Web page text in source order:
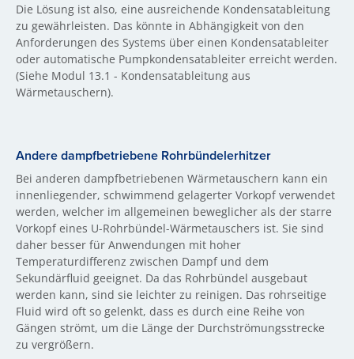
Die Lösung ist also, eine ausreichende Kondensatableitung
zu gewährleisten. Das könnte in Abhängigkeit von den
Anforderungen des Systems über einen Kondensatableiter
oder automatische Pumpkondensatableiter erreicht werden.
(Siehe Modul 13.1 - Kondensatableitung aus
Wärmetauschern).
Andere dampfbetriebene Rohrbündelerhitzer
Bei anderen dampfbetriebenen Wärmetauschern kann ein
innenliegender, schwimmend gelagerter Vorkopf verwendet
werden, welcher im allgemeinen beweglicher als der starre
Vorkopf eines U-Rohrbündel-Wärmetauschers ist. Sie sind
daher besser für Anwendungen mit hoher
Temperaturdifferenz zwischen Dampf und dem
Sekundärfluid geeignet. Da das Rohrbündel ausgebaut
werden kann, sind sie leichter zu reinigen. Das rohrseitige
Fluid wird oft so gelenkt, dass es durch eine Reihe von
Gängen strömt, um die Länge der Durchströmungsstrecke
zu vergrößern.